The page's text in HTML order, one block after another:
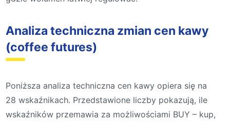
Analiza techniczna zmian cen kawy
(coffee futures)
Poniższa analiza techniczna cen kawy opiera się na
28 wskaźnikach. Przedstawione liczby pokazują, ile
wskaźników przemawia za możliwościami BUY – kup,